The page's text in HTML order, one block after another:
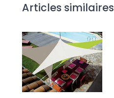
Articles similaires